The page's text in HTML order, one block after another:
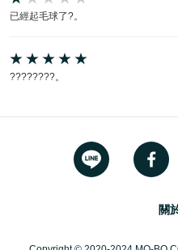
已經起毛球了?。
????????。
關